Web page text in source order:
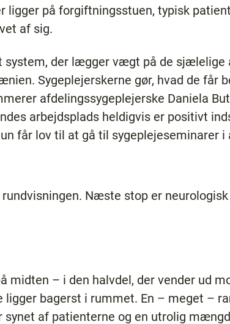
ligger på forgiftningsstuen, typisk
af sig.
system, der lægger vægt på de sjælelige
Sygeplejerskerne gør, hvad de får
afdelingssygeplejerske Daniela
arbejdsplads heldigvis er positivt
får lov til at gå til sygeplejeseminarer i
Næste stop er
– i den halvdel, der vender ud
ligger bagerst i rummet. En – meget –
synet af patienterne og en utrolig